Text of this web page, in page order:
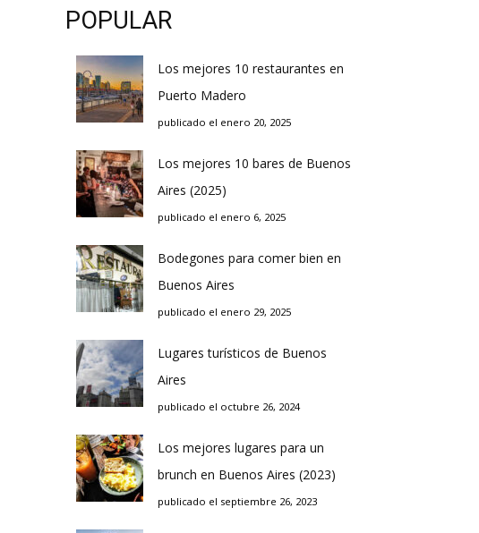
POPULAR
Los mejores 10 restaurantes en
Puerto Madero
publicado el enero 20, 2025
Los mejores 10 bares de Buenos
Aires (2025)
publicado el enero 6, 2025
Bodegones para comer bien en
Buenos Aires
publicado el enero 29, 2025
Lugares turísticos de Buenos
Aires
publicado el octubre 26, 2024
Los mejores lugares para un
brunch en Buenos Aires (2023)
publicado el septiembre 26, 2023